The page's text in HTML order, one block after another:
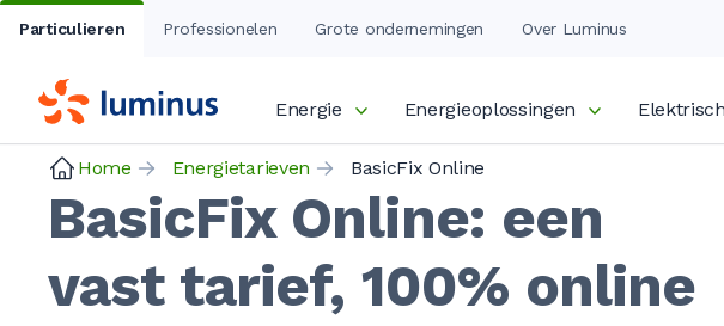
Particulieren Professionelen Grote ondernemingen Over Luminus
Energie Energieoplossingen
Home Energietarieven BasicFix Online
BasicFix Online: een
vast tarief, 100% online